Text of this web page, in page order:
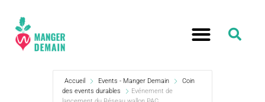
Accueil Events - Manger Demain
Coin
des events durables
Evénement de